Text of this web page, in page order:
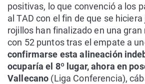
positivas, lo que convenció a los
al TAD con el fin de que se
rojillos han finalizado en una gran
con 52 puntos tras el empate a
confirmarse esta alineación
ocuparía el 8º lugar, ahora en
Vallecano (Liga Conferencia),